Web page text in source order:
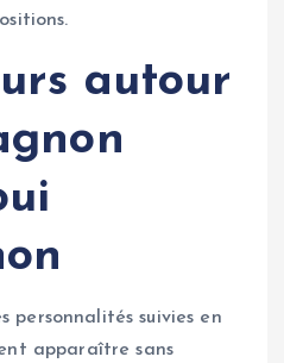
autour
personnalités suivies en
apparaître sans